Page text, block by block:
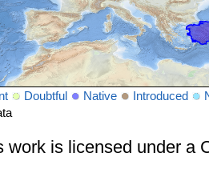
Doubtful Native Introduced
work is licensed under a